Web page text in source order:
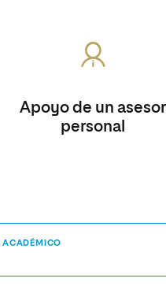
Apoyo de un asesor
personal
ACADÉMICO